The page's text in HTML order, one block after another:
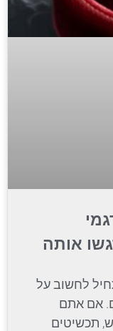
השנה? 5 דגמי
אותה
לחשוב על
אם אתם
תכשיטים